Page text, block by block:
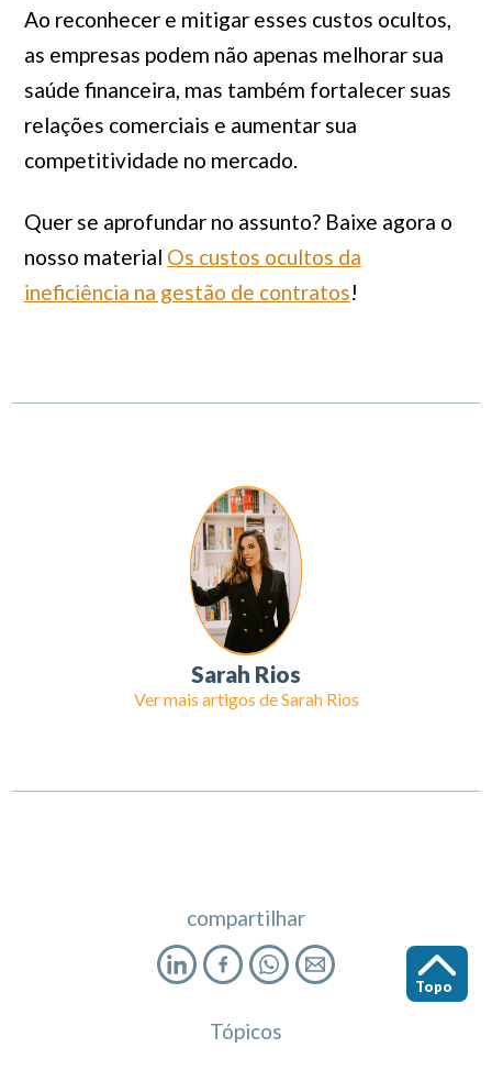
Topo
Ao reconhecer e mitigar esses custos ocultos,
as empresas podem não apenas melhorar sua
saúde financeira, mas também fortalecer suas
relações comerciais e aumentar sua
competitividade no mercado.
Quer se aprofundar no assunto? Baixe agora o
nosso material Os custos ocultos da
ineficiência na gestão de contratos!
Sarah Rios
Ver mais artigos deSarah Rios
Tópicos
compartilhar